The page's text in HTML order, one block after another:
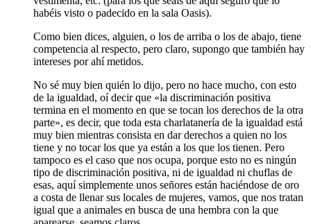
habéis visto o padecido en la sala Oasis).
Como bien dices, alguien, o los de arriba o los de abajo, tiene
competencia al respecto, pero claro, supongo que también hay
intereses por ahí metidos.
No sé muy bien quién lo dijo, pero no hace mucho, con esto
de la igualdad, oí decir que «la discriminación positiva
termina en el momento en que se tocan los derechos de la otra
parte», es decir, que toda esta charlatanería de la igualdad está
muy bien mientras consista en dar derechos a quien no los
tiene y no tocar los que ya están a los que los tienen. Pero
tampoco es el caso que nos ocupa, porque esto no es ningún
tipo de discriminación positiva, ni de igualdad ni chuflas de
esas, aquí simplemente unos señores están haciéndose de oro
a costa de llenar sus locales de mujeres, vamos, que nos tratan
igual que a animales en busca de una hembra con la que